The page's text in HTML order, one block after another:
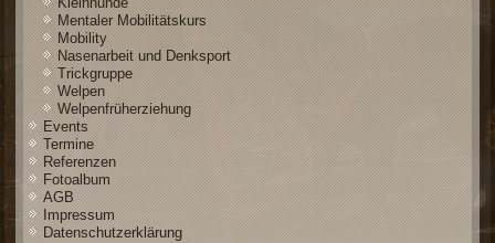
Mentaler Mobilitätskurs
Mobility
Nasenarbeit und Denksport
Trickgruppe
Welpen
Welpenfrüherziehung
Events
Termine
Referenzen
Fotoalbum
AGB
Impressum
Datenschutzerklärung